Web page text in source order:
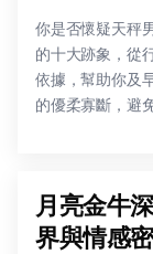
你是否懷疑天秤
的十大跡象，從
依據，幫助你及
的優柔寡斷，避
月亮金牛
界與情感